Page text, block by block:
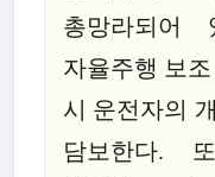
총망라되어
자율주행 보
시 운전자의
담보한다.